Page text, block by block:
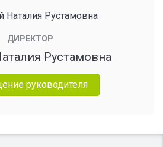
ДИРЕКТОР
Рустамовна
руководителя